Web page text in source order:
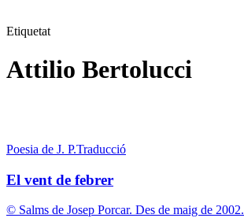
Etiquetat
Attilio Bertolucci
vent
febrer
Poesia de J. P.Traducció
El vent de febrer
© Salms de Josep Porcar. Des de maig de 2002.